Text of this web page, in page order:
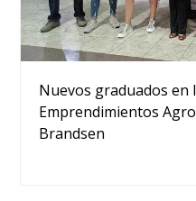
Nuevos graduados en
Emprendimientos
Brandsen